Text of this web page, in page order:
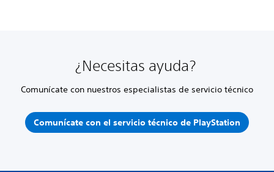
¿Necesitas ayuda?
Comunícate con nuestros especialistas de servicio técnico
Comunícate con el servicio técnico de PlayStation